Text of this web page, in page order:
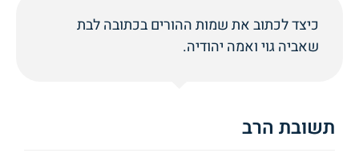
כיצד לכתוב את שמות ההורים בכתובה לבת
שאביה גוי ואמה יהודיה.
תשובת הרב